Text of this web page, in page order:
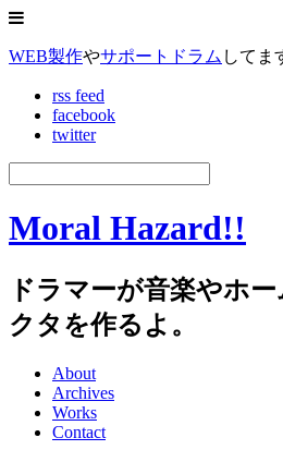
WEB製作やサポートドラム してま
rss feed
facebook
twitter
Moral Hazard!!
ドラマーが音楽やホ
クタを作るよ。
About
Archives
Works
Contact